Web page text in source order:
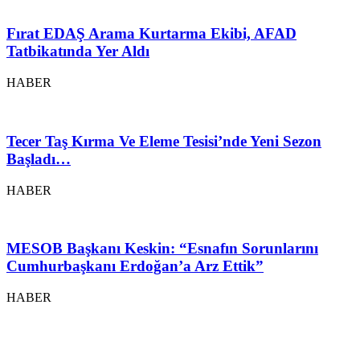
Fırat EDAŞ Arama Kurtarma Ekibi, AFAD
Tatbikatında Yer Aldı
HABER
Tecer Taş Kırma Ve Eleme Tesisi’nde Yeni Sezon
Başladı…
HABER
MESOB Başkanı Keskin: “Esnafın Sorunlarını
Cumhurbaşkanı Erdoğan’a Arz Ettik”
HABER